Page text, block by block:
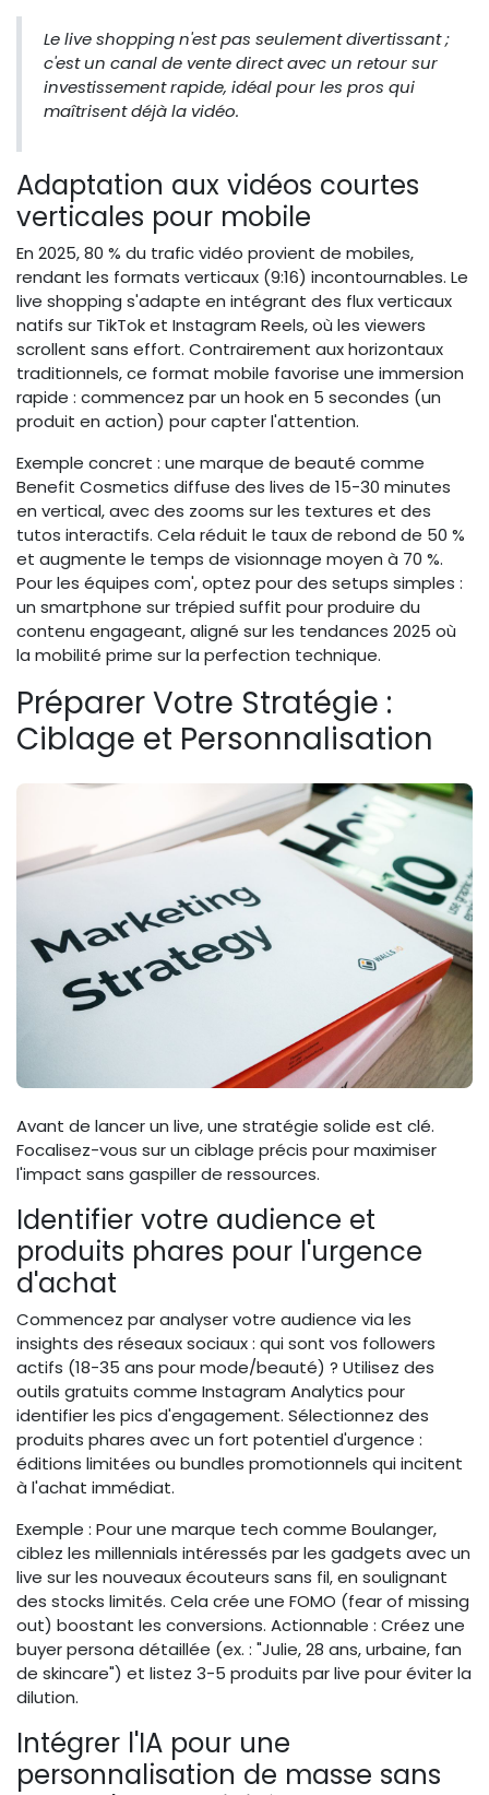
Le live shopping n'est pas seulement divertissant ;
c'est un canal de vente direct avec un retour sur
investissement rapide, idéal pour les pros qui
maîtrisent déjà la vidéo.
Adaptation aux vidéos courtes
verticales pour mobile
En 2025, 80 % du trafic vidéo provient de mobiles,
rendant les formats verticaux (9:16) incontournables. Le
live shopping s'adapte en intégrant des flux verticaux
natifs sur TikTok et Instagram Reels, où les viewers
scrollent sans effort. Contrairement aux horizontaux
traditionnels, ce format mobile favorise une immersion
rapide : commencez par un hook en 5 secondes (un
produit en action) pour capter l'attention.
Exemple concret : une marque de beauté comme
Benefit Cosmetics diffuse des lives de 15-30 minutes
en vertical, avec des zooms sur les textures et des
tutos interactifs. Cela réduit le taux de rebond de 50 %
et augmente le temps de visionnage moyen à 70 %.
Pour les équipes com', optez pour des setups simples :
un smartphone sur trépied suffit pour produire du
contenu engageant, aligné sur les tendances 2025 où
la mobilité prime sur la perfection technique.
Préparer Votre Stratégie :
Ciblage et Personnalisation
Avant de lancer un live, une stratégie solide est clé.
Focalisez-vous sur un ciblage précis pour maximiser
l'impact sans gaspiller de ressources.
Identifier votre audience et
produits phares pour l'urgence
d'achat
Commencez par analyser votre audience via les
insights des réseaux sociaux : qui sont vos followers
actifs (18-35 ans pour mode/beauté) ? Utilisez des
outils gratuits comme Instagram Analytics pour
identifier les pics d'engagement. Sélectionnez des
produits phares avec un fort potentiel d'urgence :
éditions limitées ou bundles promotionnels qui incitent
à l'achat immédiat.
Exemple : Pour une marque tech comme Boulanger,
ciblez les millennials intéressés par les gadgets avec un
live sur les nouveaux écouteurs sans fil, en soulignant
des stocks limités. Cela crée une FOMO (fear of missing
out) boostant les conversions. Actionnable : Créez une
buyer persona détaillée (ex. : "Julie, 28 ans, urbaine, fan
de skincare") et listez 3-5 produits par live pour éviter la
dilution.
Intégrer l'IA pour une
personnalisation de masse sans